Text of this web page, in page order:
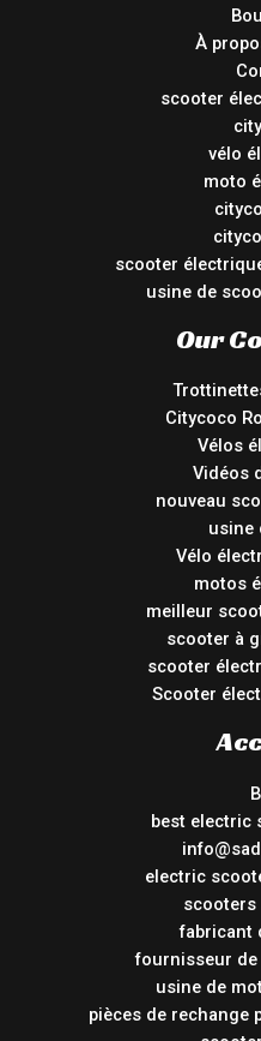
À
scooter
vélo
moto
scooter
usine de
Our
Citycoco
Vélos
Vidéos
nouveau
usine
Vélo
motos
meilleur
scooter à
scooter
Scooter
best electric
electric
fabricant
fournisseur
usine de
pièces de rechange